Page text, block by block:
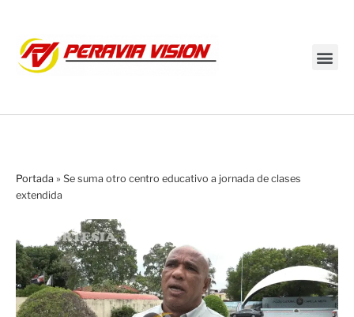
Portada » Se suma otro centro educativo a jornada de clases
extendida